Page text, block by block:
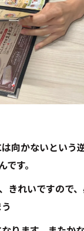
向かないという
です。
きれいですので